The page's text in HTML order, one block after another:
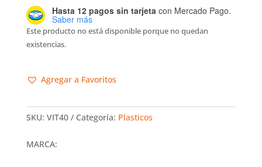
Hasta 12 pagos sin tarjeta con Mercado Pago.
Saber más
Este producto no está disponible porque no quedan
existencias.
Agregar a Favoritos
SKU: VIT40 Categoría: Plasticos
MARCA: